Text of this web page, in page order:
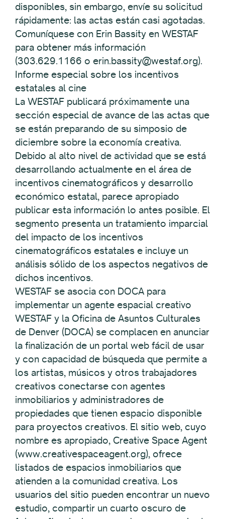
disponibles, sin embargo, envíe su solicitud
rápidamente: las actas están casi agotadas.
Comuníquese con Erin Bassity en WESTAF
para obtener más información
(303.629.1166 o erin.bassity@westaf.org).
Informe especial sobre los incentivos
estatales al cine
La WESTAF publicará próximamente una
sección especial de avance de las actas que
se están preparando de su simposio de
diciembre sobre la economía creativa.
Debido al alto nivel de actividad que se está
desarrollando actualmente en el área de
incentivos cinematográficos y desarrollo
económico estatal, parece apropiado
publicar esta información lo antes posible. El
segmento presenta un tratamiento imparcial
del impacto de los incentivos
cinematográficos estatales e incluye un
análisis sólido de los aspectos negativos de
dichos incentivos.
WESTAF se asocia con DOCA para
implementar un agente espacial creativo
WESTAF y la Oficina de Asuntos Culturales
de Denver (DOCA) se complacen en anunciar
la finalización de un portal web fácil de usar
y con capacidad de búsqueda que permite a
los artistas, músicos y otros trabajadores
creativos conectarse con agentes
inmobiliarios y administradores de
propiedades que tienen espacio disponible
para proyectos creativos. El sitio web, cuyo
nombre es apropiado, Creative Space Agent
(www.creativespaceagent.org), ofrece
listados de espacios inmobiliarios que
atienden a la comunidad creativa. Los
usuarios del sitio pueden encontrar un nuevo
estudio, compartir un cuarto oscuro de